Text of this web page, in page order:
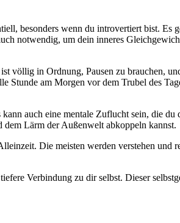
besonders wenn du introvertiert bist. Es
notwendig, um dein inneres
völlig in Ordnung, Pausen zu brauchen,
am Morgen vor dem Trubel des
auch eine mentale Zuflucht sein, die
Lärm der Außenwelt abkoppeln kannst.
Die meisten werden verstehen und
Verbindung zu dir selbst. Dieser